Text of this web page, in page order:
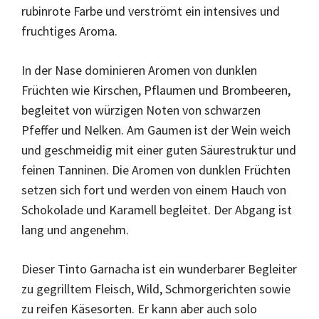
rubinrote Farbe und verströmt ein intensives und
fruchtiges Aroma.
In der Nase dominieren Aromen von dunklen
Früchten wie Kirschen, Pflaumen und Brombeeren,
begleitet von würzigen Noten von schwarzen
Pfeffer und Nelken. Am Gaumen ist der Wein weich
und geschmeidig mit einer guten Säurestruktur und
feinen Tanninen. Die Aromen von dunklen Früchten
setzen sich fort und werden von einem Hauch von
Schokolade und Karamell begleitet. Der Abgang ist
lang und angenehm.
Dieser Tinto Garnacha ist ein wunderbarer Begleiter
zu gegrilltem Fleisch, Wild, Schmorgerichten sowie
zu reifen Käsesorten. Er kann aber auch solo